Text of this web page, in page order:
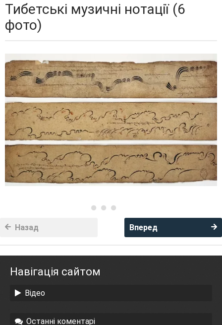
Тибетські музичні нотації (6
фото)
Вперед
Назад
Навігація сайтом
Відео
Останні коментарі